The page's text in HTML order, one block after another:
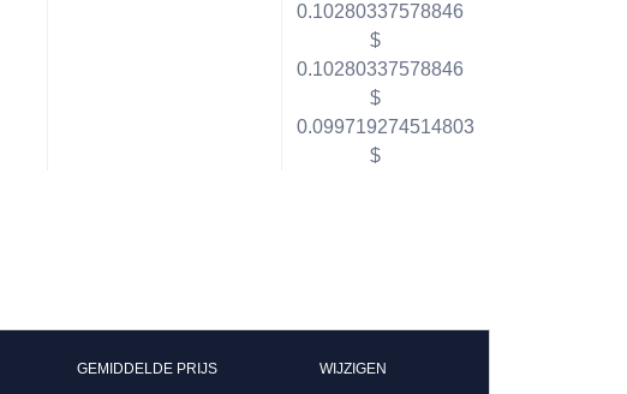
0.10280337578846
$
0.10280337578846
$
0.099719274514803
$
GEMIDDELDE PRIJS WIJZIGEN